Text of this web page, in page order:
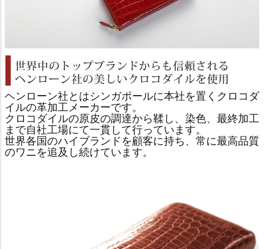
ヘンローン社とはシンガポールに本社を置くクロコダ
イルの革加工メーカーです。
クロコダイルの原皮の調達から鞣し、染色、最終加工
まで自社工場にて一貫して行っています。
世界各国のハイブランドを顧客に持ち、常に最高品質
のワニを追及し続けています。